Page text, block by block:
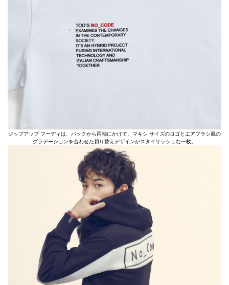
ジップアップ フーディは、バックから両袖にかけて、マキシ サイズのロゴとエアブラシ風の
グラデーションを合わせた切り替えデザインがスタイリッシュな一枚。